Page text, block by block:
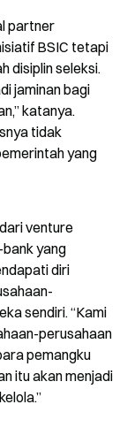
partner
BSIC tetapi
disiplin seleksi.
jaminan bagi
katanya.
tidak
yang
venture
bank yang
diri
sendiri. “Kami
perusahaan
pemangku
itu akan menjadi